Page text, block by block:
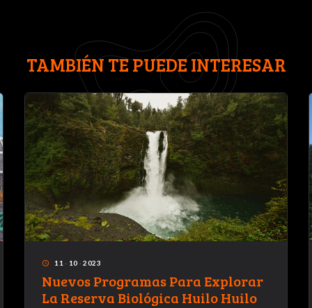
TAMBIÉN TE PUEDE INTERESAR
access_time 11 · 10 · 2023
Nuevos Programas Para Explorar
La Reserva Biológica Huilo Huilo